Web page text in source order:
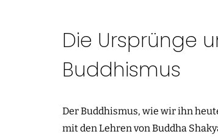
Die Ursprünge
Buddhismus
Der Buddhismus, wie wir ihn
mit den Lehren von Buddha